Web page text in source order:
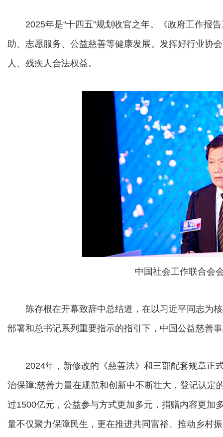
2025年是“十四五”规划收官之年。《政府工作报
助、志愿服务、公益慈善等健康发展。发挥好行业协
人、残疾人合法权益。
中国社会工作联合会
陈存根在开幕致辞中总结道，在以习近平同志为核
部署和总书记系列重要指示的指引下，中国公益慈善
2024年，新修改的《慈善法》和三部配套规章正
治保障;慈善力量在规范和创新中不断壮大，登记认定
过1500亿元，公益参与方式更加多元，捐赠内容更加
量不仅聚力保障民生，更在推进共同富裕、推动乡村